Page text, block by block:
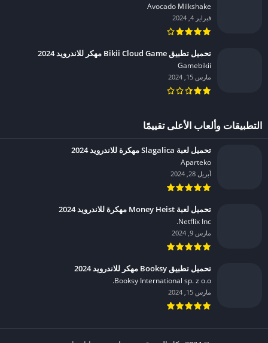
Avocado Milkshake‏
فبراير 4, 2024
تحميل تطبيق Bikii Cloud Game مهكر للاندرويد 2024
Gamebikii‏
مارس 15, 2024
التطبيقات وألعاب الأعلى تقييمًا
تحميل لعبة Slagalica مهكرة للاندرويد 2024
Aparteko‏
أبريل 28, 2024
تحميل لعبة Money Heist مهكرة للاندرويد 2024
Netflix Inc.‏
مارس 9, 2024
تحميل تطبيق Booksy مهكر للاندرويد 2024
Booksy International sp. z o.o.‏
مارس 15, 2024